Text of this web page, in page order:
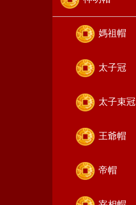
媽祖帽
太子冠
太子束冠
王爺帽
帝帽